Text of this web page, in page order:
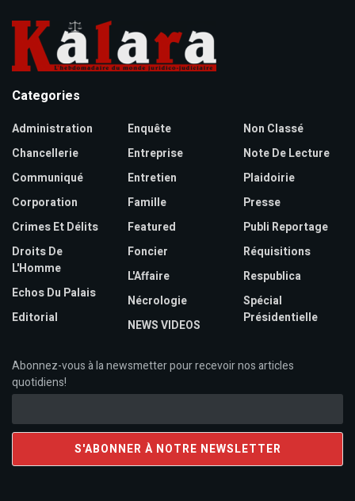
Categories
Administration
Chancellerie
Communiqué
Corporation
Crimes Et Délits
Droits De
L'Homme
Echos Du Palais
Editorial
Enquête
Entreprise
Entretien
Famille
Featured
Foncier
L'Affaire
Nécrologie
NEWS VIDEOS
Non Classé
Note De Lecture
Plaidoirie
Presse
Publi Reportage
Réquisitions
Respublica
Spécial
Présidentielle
Abonnez-vous à la newsmetter pour recevoir nos articles
quotidiens!